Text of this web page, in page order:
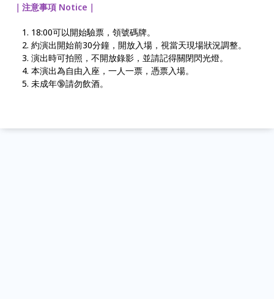
｜注意事項 Notice｜
18:00可以開始驗票，領號碼牌。
約演出開始前30分鐘，開放入場，視當天現場狀況調整。
演出時可拍照，不開放錄影，並請記得關閉閃光燈。
本演出為自由入座，一人一票，憑票入場。
未成年🔞請勿飲酒。